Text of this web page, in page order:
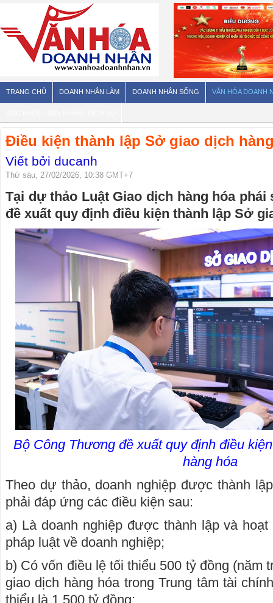
TRANG CHỦ DOANH NHÂN LÀM DOANH NHÂN SỐNG VĂN HÓA DOANH
Điều kiện thành lập Sở giao dịch
Viết bởi ducanh
Thứ sáu, 27/02/2026, 10:38 GMT+7
Tại dự thảo Luật Giao dịch hàng hóa
đề xuất quy định điều kiện thành lập Sở
Bộ Công Thương đề xuất quy định điều
hàng hóa
Theo dự thảo, doanh nghiệp được thành
phải đáp ứng các điều kiện sau:
a) Là doanh nghiệp được thành lập và
pháp luật về doanh nghiệp;
b) Có vốn điều lệ tối thiểu 500 tỷ đồng (năm
giao dịch hàng hóa trong Trung tâm tài
thiểu là 1.500 tỷ đồng;